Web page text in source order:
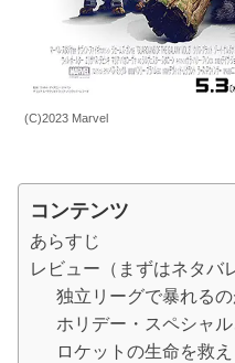
(C)2023 Marvel
コンテンツ
あらすじ
レビュー（まずはネタバ
独立リーグで暴れる
ホリデー・スペシャ
ロケットの生命を救え